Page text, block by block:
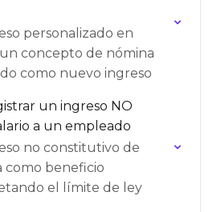
personalizado en
concepto de nómina
como nuevo ingreso
un ingreso NO
a un empleado
no constitutivo de
como beneficio
el límite de ley